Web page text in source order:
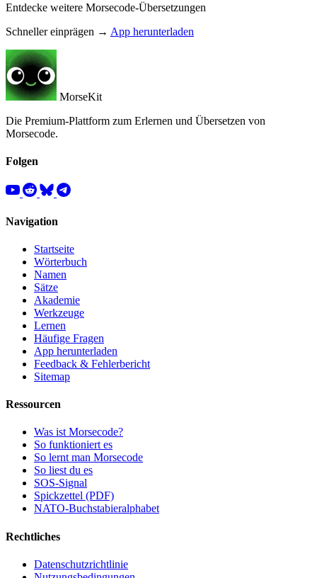
Entdecke weitere Morsecode-Übersetzungen
Schneller einprägen → App herunterladen
MorseKit
Die Premium-Plattform zum Erlernen und Übersetzen von
Morsecode.
Folgen
Navigation
Startseite
Wörterbuch
Namen
Sätze
Akademie
Werkzeuge
Lernen
Häufige Fragen
App herunterladen
Feedback & Fehlerbericht
Sitemap
Ressourcen
Was ist Morsecode?
So funktioniert es
So lernt man Morsecode
So liest du es
SOS-Signal
Spickzettel (PDF)
NATO-Buchstabieralphabet
Rechtliches
Datenschutzrichtlinie